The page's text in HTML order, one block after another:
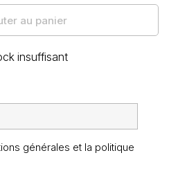
au panier
insuffisant
générales et la politique